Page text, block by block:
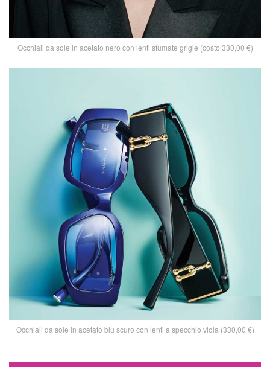
Occhiali da sole in acetato nero con lenti sfumate grigie (costo 330,00 €)
Occhiali da sole in acetato blu scuro con lenti a specchio viola (330,00 €)